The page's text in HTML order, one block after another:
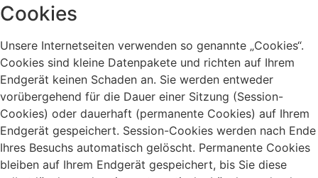
Cookies
Unsere Internetseiten verwenden so genannte „Cookies“.
Cookies sind kleine Datenpakete und richten auf Ihrem
Endgerät keinen Schaden an. Sie werden entweder
vorübergehend für die Dauer einer Sitzung (Session-
Cookies) oder dauerhaft (permanente Cookies) auf Ihrem
Endgerät gespeichert. Session-Cookies werden nach Ende
Ihres Besuchs automatisch gelöscht. Permanente Cookies
bleiben auf Ihrem Endgerät gespeichert, bis Sie diese